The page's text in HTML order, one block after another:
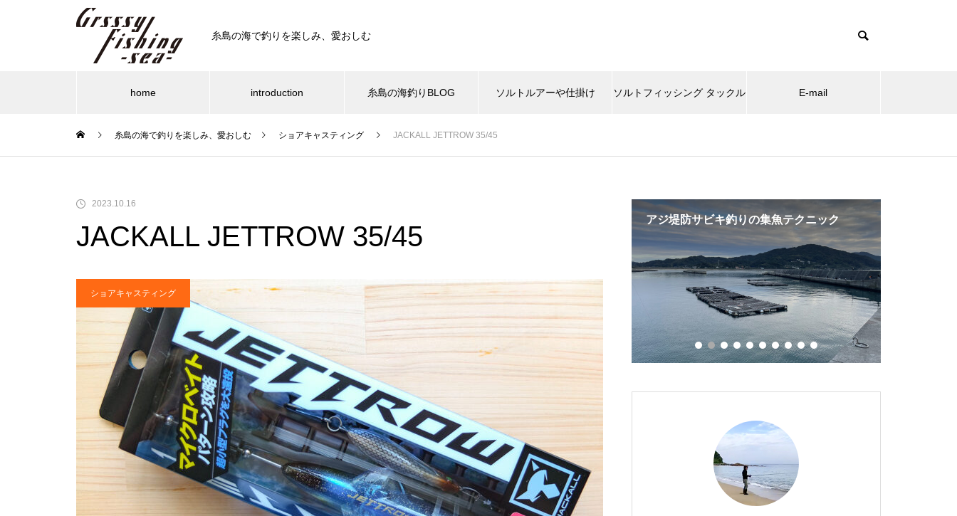
糸島の海で釣りを楽しみ、愛おしむ
home introduction 糸島の海釣りBLOG ソルトルアーや仕掛け ソルトフィッシング タックル E-mail
最新BLOG
もうすっかりアジンガー。今回は
マイクロハネエビとハネエビパニ
夕マズメでカマスが釣れた
おすすめページ
ルーディーズ 魚子チク
アジ・メバル・小型青物からロッ
クフィッシュまで攻略できる万能
異端ルアー
ロッドレスト タックル バッカン
超釣れる!?アジパ 塩イソメの作り
ビセオ（VICEO）ガッシーSE シ
ョート/100
釣りを楽しむ腕時計
CASIO プロトレック アングラー
ライン
2025秋〜2026冬のアジ釣り〈ま
とめ〉
ショアライトソルト ショアキャスティング
ッシュまで攻略できる万能異端
Little Jack AMEZAIKU JP 35/45/
55
Little Jack CHARIKOM 50/65
ルーディーズ 魚子ラバ（light w
eight）
超釣れる!?アジパ 塩イソメの作
り方
JUMPRIZE ぶっ飛び君95S
BuddyWorks OFF BAIT/オフベ
イト 20g/30g/35g/40g
ショアキャスティング タックル アジング・ライトタックル
ビセオ（VICEO）ガッシーSE
ショート/100
YAMAGA Blanks BlueCurrentⅢ
69/B
ロッドレスト タックル バッカ
ン
釣りを楽しむ腕時計CASIO プロ
トレック アングラーライン
DRANCKRAZY/ドランクレイジ
ー DKベイトリールスタンド
糸島の海で釣りを楽しみ、愛おしむ ショアキャスティング JACKALL JETTROW 35/45
2023.10.16
JACKALL JETTROW 35/45
ショアキャスティング
0g/35g/40g
0
アジ堤防サビキ釣りの集魚テクニック